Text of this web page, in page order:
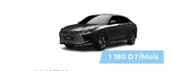
1 180 DT/Mois